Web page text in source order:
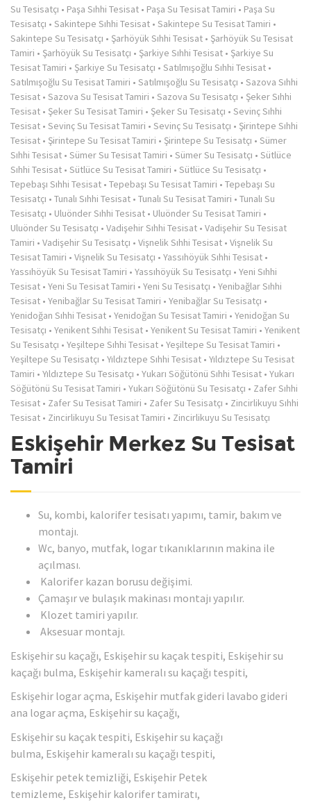
Su Tesisatçı • Paşa Sıhhi Tesisat • Paşa Su Tesisat Tamiri • Paşa Su
Tesisatçı • Sakintepe Sıhhi Tesisat • Sakintepe Su Tesisat Tamiri •
Sakintepe Su Tesisatçı • Şarhöyük Sıhhi Tesisat • Şarhöyük Su Tesisat
Tamiri • Şarhöyük Su Tesisatçı • Şarkiye Sıhhi Tesisat • Şarkiye Su
Tesisat Tamiri • Şarkiye Su Tesisatçı • Satılmışoğlu Sıhhi Tesisat •
Satılmışoğlu Su Tesisat Tamiri • Satılmışoğlu Su Tesisatçı • Sazova Sıhhi
Tesisat • Sazova Su Tesisat Tamiri • Sazova Su Tesisatçı • Şeker Sıhhi
Tesisat • Şeker Su Tesisat Tamiri • Şeker Su Tesisatçı • Sevinç Sıhhi
Tesisat • Sevinç Su Tesisat Tamiri • Sevinç Su Tesisatçı • Şirintepe Sıhhi
Tesisat • Şirintepe Su Tesisat Tamiri • Şirintepe Su Tesisatçı • Sümer
Sıhhi Tesisat • Sümer Su Tesisat Tamiri • Sümer Su Tesisatçı • Sütlüce
Sıhhi Tesisat • Sütlüce Su Tesisat Tamiri • Sütlüce Su Tesisatçı •
Tepebaşı Sıhhi Tesisat • Tepebaşı Su Tesisat Tamiri • Tepebaşı Su
Tesisatçı • Tunalı Sıhhi Tesisat • Tunalı Su Tesisat Tamiri • Tunalı Su
Tesisatçı • Uluönder Sıhhi Tesisat • Uluönder Su Tesisat Tamiri •
Uluönder Su Tesisatçı • Vadişehir Sıhhi Tesisat • Vadişehir Su Tesisat
Tamiri • Vadişehir Su Tesisatçı • Vişnelik Sıhhi Tesisat • Vişnelik Su
Tesisat Tamiri • Vişnelik Su Tesisatçı • Yassıhöyük Sıhhi Tesisat •
Yassıhöyük Su Tesisat Tamiri • Yassıhöyük Su Tesisatçı • Yeni Sıhhi
Tesisat • Yeni Su Tesisat Tamiri • Yeni Su Tesisatçı • Yenibağlar Sıhhi
Tesisat • Yenibağlar Su Tesisat Tamiri • Yenibağlar Su Tesisatçı •
Yenidoğan Sıhhi Tesisat • Yenidoğan Su Tesisat Tamiri • Yenidoğan Su
Tesisatçı • Yenikent Sıhhi Tesisat • Yenikent Su Tesisat Tamiri • Yenikent
Su Tesisatçı • Yeşiltepe Sıhhi Tesisat • Yeşiltepe Su Tesisat Tamiri •
Yeşiltepe Su Tesisatçı • Yıldıztepe Sıhhi Tesisat • Yıldıztepe Su Tesisat
Tamiri • Yıldıztepe Su Tesisatçı • Yukarı Söğütönü Sıhhi Tesisat • Yukarı
Söğütönü Su Tesisat Tamiri • Yukarı Söğütönü Su Tesisatçı • Zafer Sıhhi
Tesisat • Zafer Su Tesisat Tamiri • Zafer Su Tesisatçı • Zincirlikuyu Sıhhi
Tesisat • Zincirlikuyu Su Tesisat Tamiri • Zincirlikuyu Su Tesisatçı
Eskişehir Merkez Su Tesisat
Tamiri
Su, kombi, kalorifer tesisatı yapımı, tamir, bakım ve
montajı.
Wc, banyo, mutfak, logar tıkanıklarının makina ile
açılması.
Kalorifer kazan borusu değişimi.
Çamaşır ve bulaşık makinası montajı yapılır.
Klozet tamiri yapılır.
Aksesuar montajı.
Eskişehir su kaçağı, Eskişehir su kaçak tespiti, Eskişehir su
kaçağı bulma, Eskişehir kameralı su kaçağı tespiti,
Eskişehir logar açma, Eskişehir mutfak gideri lavabo gideri
ana logar açma, Eskişehir su kaçağı,
Eskişehir su kaçak tespiti, Eskişehir su kaçağı
bulma, Eskişehir kameralı su kaçağı tespiti,
Eskişehir petek temizliği, Eskişehir Petek
temizleme, Eskişehir kalorifer tamiratı,